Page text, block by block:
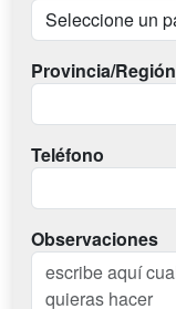
Provincia/Región
Teléfono
Observaciones